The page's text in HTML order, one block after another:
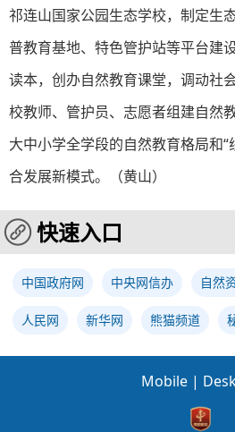
祁连山国家公园生态学校，制定生
普教育基地、特色管护站等平台建
读本，创办自然教育课堂，调动社
校教师、管护员、志愿者组建自然
大中小学全学段的自然教育格局和“
合发展新模式。（黄山）
快速入口
中国政府网 中央网信办 自然
人民网 新华网 熊猫频道
Mobile |